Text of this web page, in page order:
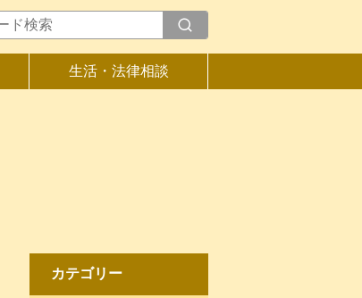
生活・法律相談
カテゴリー